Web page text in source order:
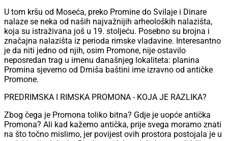
U tom kršu od Moseća, preko Promine do Svilaje i Dinare
nalaze se neka od naših najvažnijih arheoloških nalazišta,
koja su istraživana još u 19. stoljeću. Posebno su brojna i
značajna nalazišta iz perioda rimske vladavine. Interesantno
je da niti jedno od njih, osim Promone, nije ostavilo
neposredan trag u imenu današnjeg lokaliteta: planina
Promina sjeverno od Drniša baštini ime izravno od antičke
Promone.
PREDRIMSKA I RIMSKA PROMONA - KOJA JE RAZLIKA?
Zbog čega je Promona toliko bitna? Gdje je uopće antička
Promona? Ali kad kažemo antička, prije svega moramo znati
na što točno mislimo, jer povijest ovih prostora postojala je u